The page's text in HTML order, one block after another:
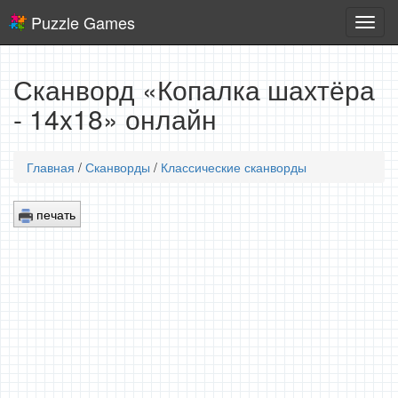
игры
Puzzle Games
Сканворд «Копалка шахтёра
- 14x18» онлайн
Главная / Сканворды / Классические сканворды
печать